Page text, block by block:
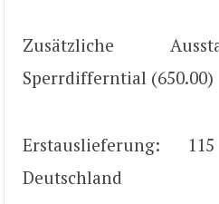
Zusätzliche
Sperrdifferntial (650.00)
Erstauslieferung:
Deutschland